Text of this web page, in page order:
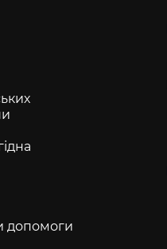
допомоги